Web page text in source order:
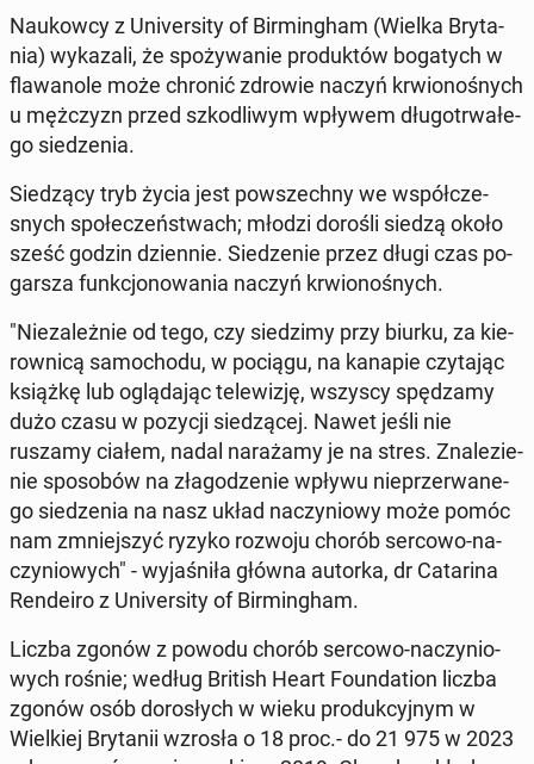
Na­ukow­cy z Uni­ver­si­ty of Bir­ming­ham (Wielka Bry­ta­
nia) wy­ka­za­li, że spo­ży­wa­nie pro­duk­tów bo­ga­tych w
fla­wa­no­le może chronić zdrowie naczyń krwio­no­śnych
u męż­czyzn przed szko­dli­wym wpływem dłu­go­trwa­łe­
go sie­dze­nia.
Sie­dzą­cy tryb życia jest po­wszech­ny we współ­cze­
snych spo­łe­czeń­stwach; młodzi dorośli siedzą około
sześć godzin dzien­nie. Sie­dze­nie przez długi czas po­
gar­sza funk­cjo­no­wa­nia naczyń krwio­no­śnych.
"Nie­za­leż­nie od tego, czy sie­dzi­my przy biurku, za kie­
row­ni­cą sa­mo­cho­du, w pociągu, na kanapie czy­ta­jąc
książkę lub oglą­da­jąc te­le­wi­zję, wszyscy spę­dza­my
dużo czasu w pozycji sie­dzą­cej. Nawet jeśli nie
ruszamy ciałem, nadal na­ra­ża­my je na stres. Zna­le­zie­
nie spo­so­bów na zła­go­dze­nie wpływu nie­prze­rwa­ne­
go sie­dze­nia na nasz układ na­czy­nio­wy może pomóc
nam zmniej­szyć ryzyko rozwoju chorób sercowo-na­
czy­nio­wych" - wy­ja­śni­ła główna autorka, dr Ca­ta­ri­na
Ren­de­iro z Uni­ver­si­ty of Bir­ming­ham.
Liczba zgonów z powodu chorób sercowo-na­czy­nio­
wych rośnie; według British Heart Fo­un­da­tion liczba
zgonów osób do­ro­słych w wieku pro­duk­cyj­nym w
Wiel­kiej Bry­ta­nii wzrosła o 18 proc.- do 21 975 w 2023